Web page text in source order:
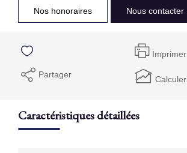
Nos honoraires Nous contacter
Imprimer
Partager
Caractéristiques détaillées